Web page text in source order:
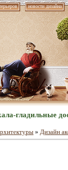
новости дизайна
гладильные
» Дизайн